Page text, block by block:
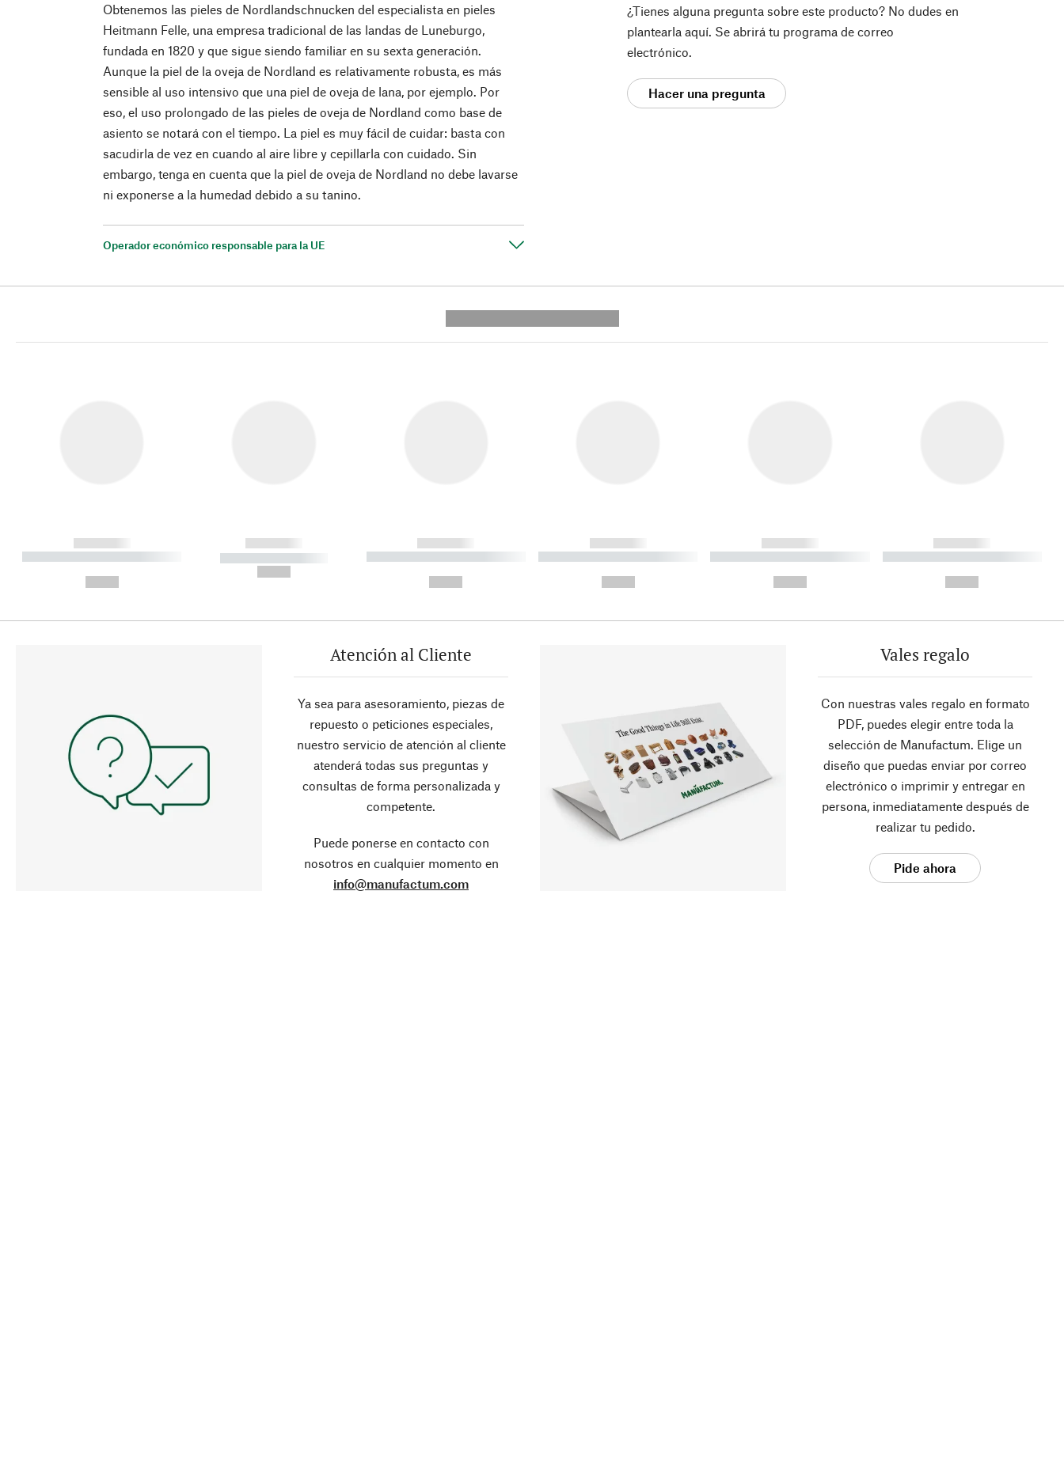
Obtenemos las pieles de Nordlandschnucken del especialista en pieles
Heitmann Felle, una empresa tradicional de las landas de Luneburgo,
fundada en 1820 y que sigue siendo familiar en su sexta generación.
Aunque la piel de la oveja de Nordland es relativamente robusta, es más
sensible al uso intensivo que una piel de oveja de lana, por ejemplo. Por
eso, el uso prolongado de las pieles de oveja de Nordland como base de
asiento se notará con el tiempo. La piel es muy fácil de cuidar: basta con
sacudirla de vez en cuando al aire libre y cepillarla con cuidado. Sin
embargo, tenga en cuenta que la piel de oveja de Nordland no debe lavarse
ni exponerse a la humedad debido a su tanino.
Operador económico responsable para la UE
¿Tienes alguna pregunta sobre este producto? No dudes en
plantearla aquí. Se abrirá tu programa de correo
electrónico.
Hacer una pregunta
------------
----------- ----------- ----------
------------
----------- -----------
------------
----------- ----------- ----------
------------
----------- ----------- ----------
------------
----------- ----------- ----------
------------
----------- ----------- ----------
Atención al Cliente
Ya sea para asesoramiento, piezas de
repuesto o peticiones especiales,
nuestro servicio de atención al cliente
atenderá todas sus preguntas y
consultas de forma personalizada y
competente.
Puede ponerse en contacto con
nosotros en cualquier momento en
info@manufactum.com
Vales regalo
Con nuestras vales regalo en formato
PDF, puedes elegir entre toda la
selección de Manufactum. Elige un
diseño que puedas enviar por correo
electrónico o imprimir y entregar en
persona, inmediatamente después de
realizar tu pedido.
Pide ahora